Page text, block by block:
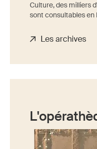
Culture, des milliers
sont consultables en
Les archives